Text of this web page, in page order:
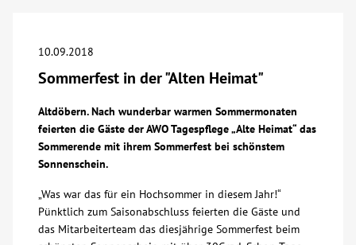
Beratung & Hilfe
Begegnung
Über uns
10.09.2018
Sommerfest in der "Alten Heimat"
Altdöbern. Nach wunderbar warmen Sommermonaten
feierten die Gäste der AWO Tagespflege „Alte Heimat“ das
Sommerende mit ihrem Sommerfest bei schönstem
Sonnenschein.
„Was war das für ein Hochsommer in diesem Jahr!“
Pünktlich zum Saisonabschluss feierten die Gäste und
das Mitarbeiterteam das diesjährige Sommerfest beim